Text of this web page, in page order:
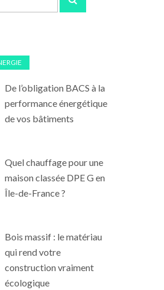
De l’obligation BACS à la
performance énergétique
de vos bâtiments
Quel chauffage pour une
maison classée DPE G en
Île-de-France ?
Bois massif : le matériau
qui rend votre
construction vraiment
écologique